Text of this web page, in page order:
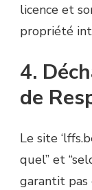
licence et
propriété
4.
de
Le site
quel” et
garantit